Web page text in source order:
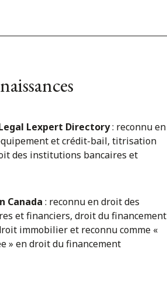
Lexpert Directory: reconnu en
et crédit-bail, titrisation
des institutions bancaires et
Canada : reconnu en droit des
et financiers, droit du financement
immobilier et reconnu comme «
» en droit du financement